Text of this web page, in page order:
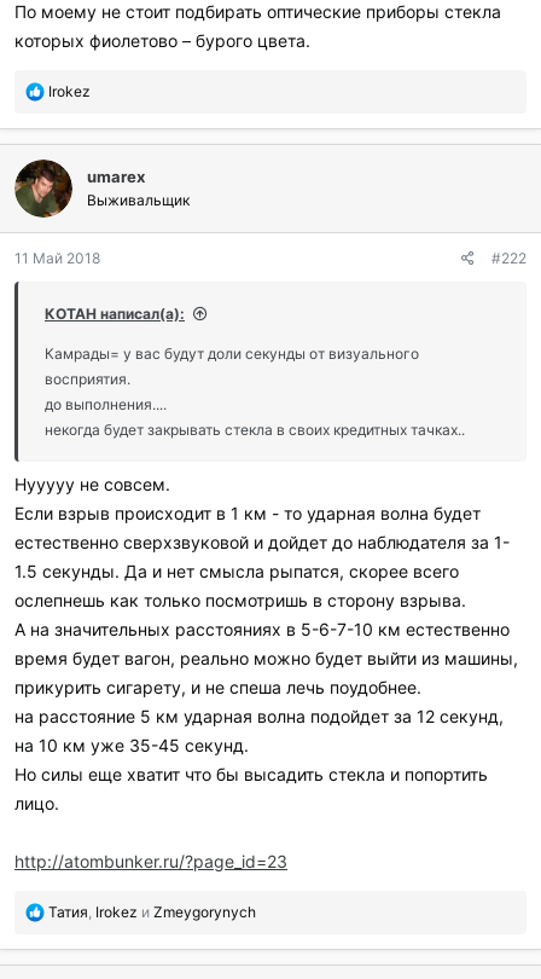
По моему не стоит подбирать оптические приборы стекла
которых фиолетово – бурого цвета.
П
б
л
а
г
о
а
и
и
:
Irokez
umarex
Выживальщик
11 Май 2018 #222
КОТАН написал(а):
Камрады= у вас будут доли секунды от визуального
восприятия.
до выполнения....
некогда будет закрывать стекла в своих кредитных тачках..
Нууууу не совсем.
Если взрыв происходит в 1 км - то ударная волна будет
естественно сверхзвуковой и дойдет до наблюдателя за 1-
1.5 секунды. Да и нет смысла рыпатся, скорее всего
ослепнешь как только посмотришь в сторону взрыва.
А на значительных расстояниях в 5-6-7-10 км естественно
время будет вагон, реально можно будет выйти из машины,
прикурить сигарету, и не спеша лечь поудобнее.
на расстояние 5 км ударная волна подойдет за 12 секунд,
на 10 км уже 35-45 секунд.
Но силы еще хватит что бы высадить стекла и попортить
лицо.
http://atombunker.ru/?page_id=23
П
б
Татия, Irokez и Zmeygorynych